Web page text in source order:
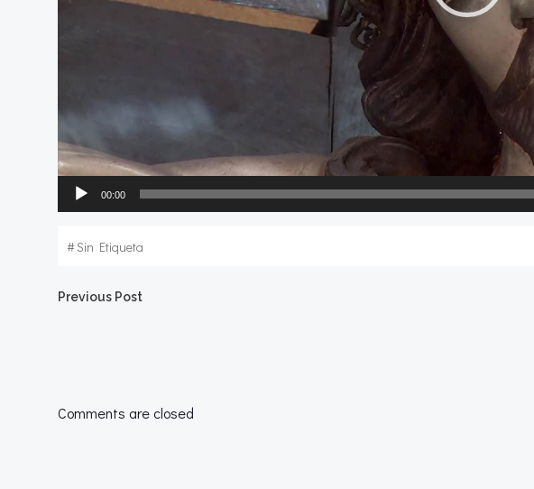
00:00
#Sin Etiqueta
Navegación
las
Previous Post
Comments are closed